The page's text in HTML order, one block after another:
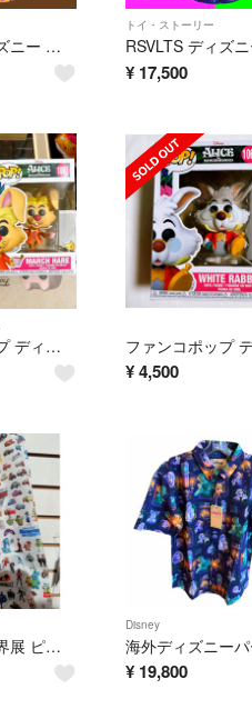
RSVLTS ディズニー ピクサー トイストーリー ラウンドアップ 半袖シャツ
トイ・ストーリー
¥ 17,500
ファンコポップ ディズニー 不思議の国のアリス フィギュア
¥ 4,500
ピクサーの世界展 ピクサーキャラクター プレミアム アートバッグ エコバッグ
Disney
¥ 19,800